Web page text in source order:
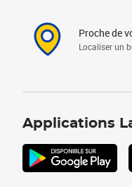
Proche de
Localiser un
Applications